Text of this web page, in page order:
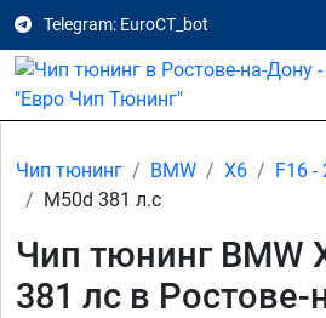
Telegram: EuroCT_bot
Чип тюнинг BMW X6
F16 -
M50d 381 л.с
Чип тюнинг BMW
381 лс в Ростове-